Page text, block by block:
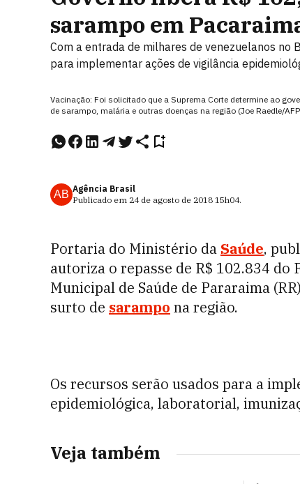
sarampo em
Com a entrada de milhares de venezuelanos no
para implementar ações de vigilância
Vacinação: Foi solicitado que a Suprema Corte determine ao
de sarampo, malária e outras doenças na região (Joe Raedle/
AB Agência Brasil
Publicado em 24 de agosto de 2018 15h04.
Portaria do Ministério da Saúde,
autoriza o repasse de R$ 102.834 do
Municipal de Saúde de Pararaima
surto de sarampo na região.
Os recursos serão usados para a
epidemiológica, laboratorial,
Veja também